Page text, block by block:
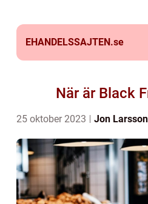
EHANDELSSAJTEN.se
När är Black
25 oktober 2023 Jon Larsson